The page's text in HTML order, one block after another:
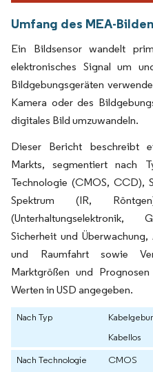
Umfang des MEA-
Ein Bildsensor wandelt
elektronisches Signal um
Bildgebungsgeräten
Kamera oder des
digitales Bild umzuwandeln.
Dieser Bericht beschreibt
Markts, segmentiert nach
Technologie (CMOS, CCD),
Spektrum (IR,
(Unterhaltungselektronik,
Sicherheit und
und Raumfahrt sowie
Marktgrößen und
Werten in USD angegeben.
Nach Typ
Kabellos
Nach Technologie
CMOS